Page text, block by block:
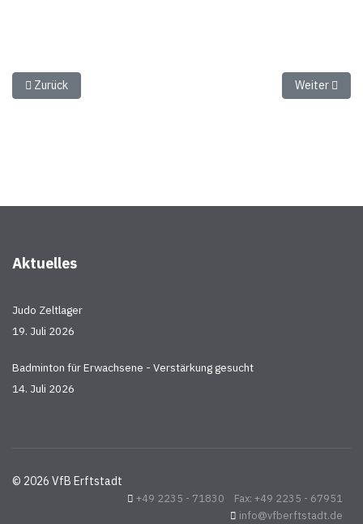
Vorheriger Beitrag: Sommerferienprogramm
Zurück Nächster
Weiter
Aktuelles
Judo Zeltlager
19. Juli 2026
Badminton für Erwachsene - Verstärkung gesucht
14. Juli 2026
© 2026 VfB Erftstadt
+49 2235 - 71830 Fax: +49 2235 - 67951
info@vfberftstadt.de